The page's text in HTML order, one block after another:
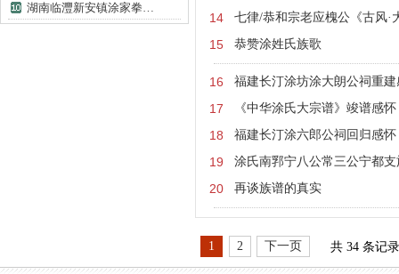
14 七律/恭和宗老应槐公《古风·
15 恭赞涂姓氏族歌
16 福建长汀涂坊涂大朗公祠重建
17 《中华涂氏大宗谱》竣谱感怀
18 福建长汀涂六郎公祠回归感怀
19 涂氏南郛宁八公常三公宁都
20 再谈族谱的真实
1 2 下一页 共 34 条记录
湖南临灃新安镇涂家拳…